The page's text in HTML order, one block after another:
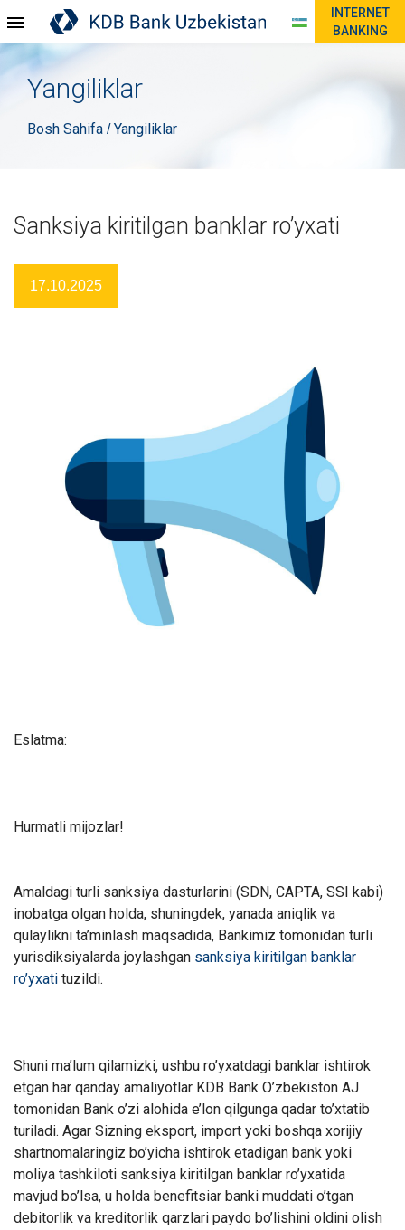
INTERNET
BANKING
Yangiliklar
Bosh Sahifa /Yangiliklar
Sanksiya kiritilgan banklar ro’yxati
17.10.2025
Eslatma:
Hurmatli mijozlar!
Amaldagi turli sanksiya dasturlarini (SDN, CAPTA, SSI kabi)
inobatga olgan holda, shuningdek, yanada aniqlik va
qulaylikni ta’minlash maqsadida, Bankimiz tomonidan turli
yurisdiksiyalarda joylashgan sanksiya kiritilgan banklar
ro’yxati tuzildi.
Shuni ma’lum qilamizki, ushbu ro’yxatdagi banklar ishtirok
etgan har qanday amaliyotlar KDB Bank O’zbekiston AJ
tomonidan Bank o’zi alohida e’lon qilgunga qadar to’xtatib
turiladi. Agar Sizning eksport, import yoki boshqa xorijiy
shartnomalaringiz bo’yicha ishtirok etadigan bank yoki
moliya tashkiloti sanksiya kiritilgan banklar ro’yxatida
mavjud bo’lsa, u holda benefitsiar banki muddati o’tgan
debitorlik va kreditorlik qarzlari paydo bo’lishini oldini olish